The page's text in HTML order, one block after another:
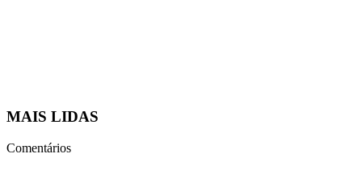
MAIS LIDAS
Comentários